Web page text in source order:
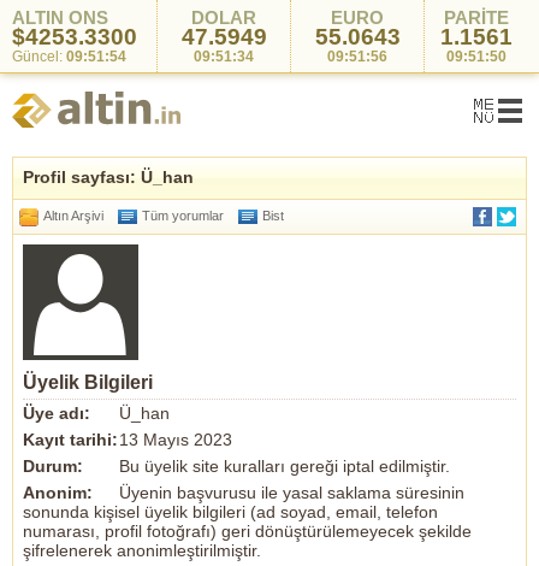
ALTIN ONS
$4253.3300
Güncel: 09:51:54
DOLAR
47.5949
09:51:34
EURO
55.0643
09:51:56
PARİTE
1.1561
09:51:50
Profil sayfası: Ü_han
Altın Arşivi Tüm yorumlar Bist
Üyelik Bilgileri
Üye adı:
Ü_han
Kayıt tarihi:13 Mayıs 2023
Durum:
Bu üyelik site kuralları gereği iptal edilmiştir.
Anonim:
Üyenin başvurusu ile yasal saklama süresinin
sonunda kişisel üyelik bilgileri (ad soyad, email, telefon
numarası, profil fotoğrafı) geri dönüştürülemeyecek şekilde
şifrelenerek anonimleştirilmiştir.